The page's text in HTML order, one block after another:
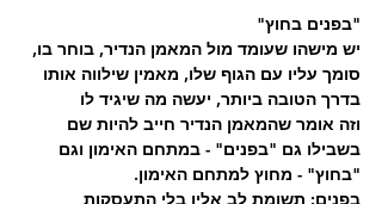
"בפנים בחוץ"
יש מישהו שעומד מול המאמן הנדיר, בוחר בו,
סומך עליו עם הגוף שלו, מאמין שילווה אותו
בדרך הטובה ביותר, יעשה מה שיגיד לו
וזה אומר שהמאמן הנדיר חייב להיות שם
בשבילו גם "בפנים" - במתחם האימון וגם
"בחוץ" - מחוץ למתחם האימון.
בפנים: תשומת לב אליו בלי התעסקות